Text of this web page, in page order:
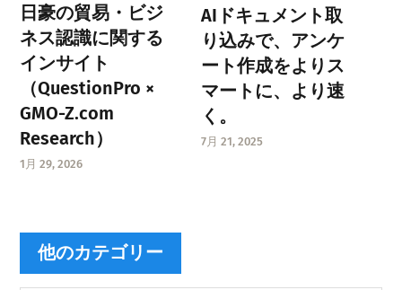
日豪の貿易・ビジ
ネス認識に関する
インサイト
（QuestionPro ×
GMO-Z.com
Research）
1月 29, 2026
AIドキュメント取
り込みで、アンケ
ート作成をよりス
マートに、より速
く。
7月 21, 2025
他のカテゴリー